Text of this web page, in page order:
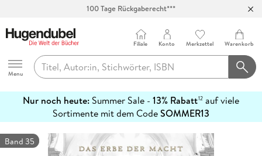
Hugendubel
Menu
Filiale Konto Merkzettel Warenkorb
Nur noch heute: Summer Sale - 13% Rabatt12 auf viele
Sortimente mit dem CodeSOMMER13
erfahren
Band 35